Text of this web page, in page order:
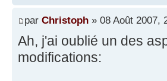
par Christoph » 08 Août 2007,
Ah, j'ai oublié un des
modifications: